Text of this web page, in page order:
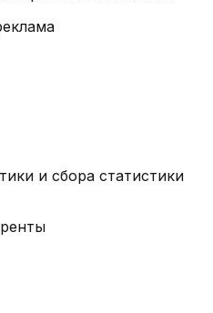
и сбора статистики